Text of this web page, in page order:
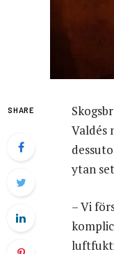
SHARE
Valdés
ytan
– Vi